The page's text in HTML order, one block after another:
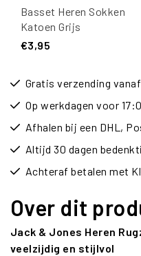
Basset Heren Sokken
Katoen Grijs
€3,95
Gratis verzending
Op werkdagen voor
Afhalen bij een DHL,
Altijd 30 dagen
Achteraf betalen met
Over dit
Jack & Jones Heren
veelzijdig en stijlvol